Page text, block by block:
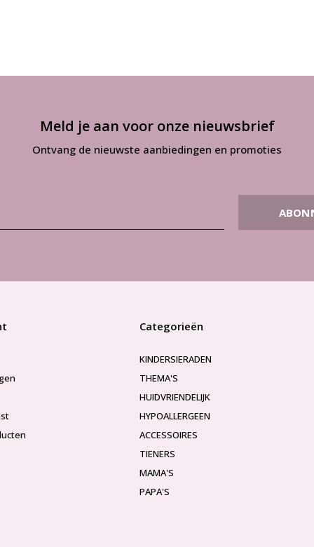
Meld je aan voor onze nieuwsbrief
Ontvang de nieuwste aanbiedingen en promoties
Categorieën
KINDERSIERADEN
THEMA'S
HUIDVRIENDELIJK
HYPOALLERGEEN
ACCESSOIRES
TIENERS
MAMA'S
PAPA'S